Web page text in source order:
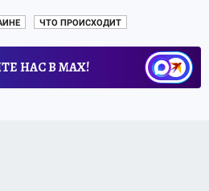
ЧТО ПРОИСХОДИТ
НАС В МАХ!